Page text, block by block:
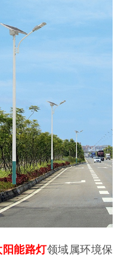
阳能路灯领域属环境保